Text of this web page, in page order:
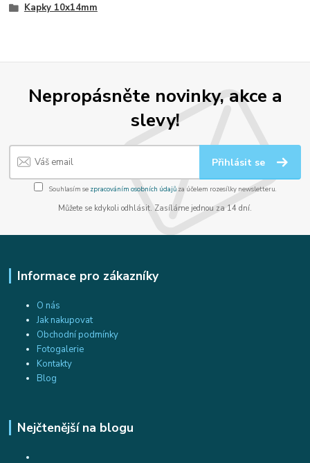
Kapky 10x14mm
Nepropásněte novinky, akce a
slevy!
Přihlásit se
Souhlasím se zpracováním osobních údajůza účelem rozesílky newsletteru.
Můžete se kdykoli odhlásit. Zasíláme jednou za 14 dní.
Informace pro zákazníky
O nás
Jak nakupovat
Obchodní podmínky
Fotogalerie
Kontakty
Blog
Nejčtenější na blogu